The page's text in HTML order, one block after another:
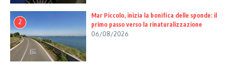
2
Mar Piccolo, inizia la bonifica delle sponde: il
primo passo verso la rinaturalizzazione
06/08/2026